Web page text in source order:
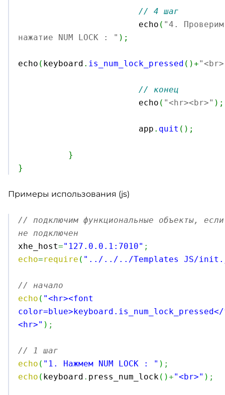
// 4 шаг
			echo
( "4.
нажатие NUM LOCK : " ) ;
echo ( keyboard . is_num_lock_pressed ( )+
// конец
			echo
( "<hr><br>" ) ;
			app
. quit ( ) ;
}
}
Примеры использования (js)
// подключим функциональные объекты,
не подключен
xhe_host="127.0.0.1:7010" ;
echo=require ( "../../../Templates JS/
// начало
echo ( "<hr><font
<hr>" ) ;
// 1 шаг
echo ( "1. Нажмем NUM LOCK : " ) ;
echo ( keyboard . press_num_lock( )+"<br>" ) ;